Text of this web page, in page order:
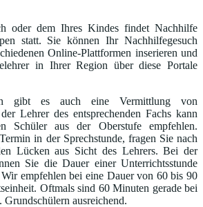
oder dem Ihres Kindes findet Nachhilfe
statt. Sie können Ihr Nachhilfegesuch
Online-Plattformen inserieren und
in Ihrer Region über diese Portale
gibt es auch eine Vermittlung von
Lehrer des entsprechenden Fachs kann
Schüler aus der Oberstufe empfehlen.
in der Sprechstunde, fragen Sie nach
Lücken aus Sicht des Lehrers. Bei der
Sie die Dauer einer Unterrichtsstunde
empfehlen bei eine Dauer von 60 bis 90
Oftmals sind 60 Minuten gerade bei
ausreichend.